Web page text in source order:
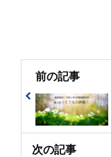
前の記事
次の記事